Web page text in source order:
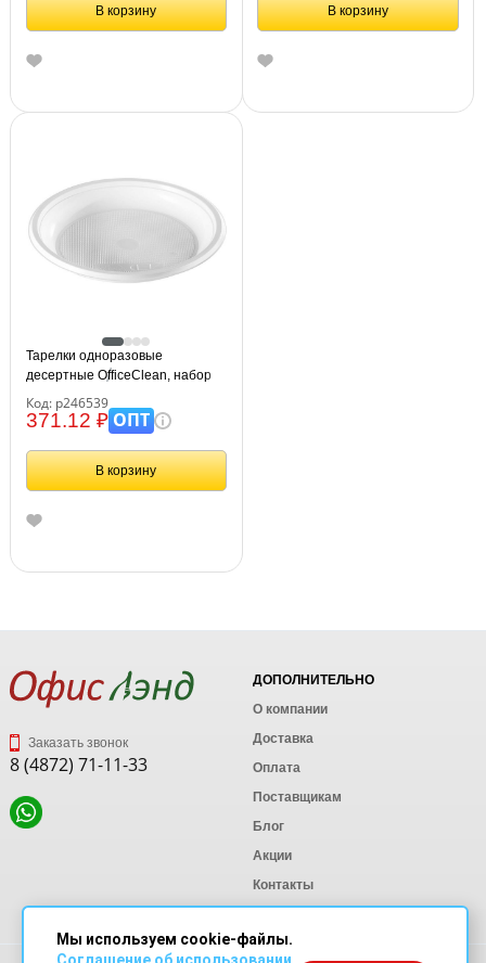
В корзину В корзину
Тарелки одноразовые
десертные OfficeClean, набор
Код: р246539
371.12 ₽ОПТ
В корзину
Заказать звонок
8 (4872) 71-11-33
ДОПОЛНИТЕЛЬНО
О компании
Доставка
Оплата
Поставщикам
Блог
Акции
Контакты
Мы используем cookie-файлы.